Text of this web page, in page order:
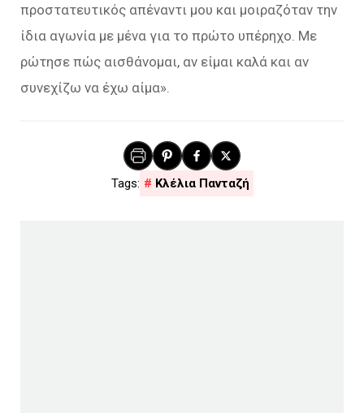
προστατευτικός απέναντι μου και μοιραζόταν την
ίδια αγωνία με μένα για το πρώτο υπέρηχο. Με
ρώτησε πώς αισθάνομαι, αν είμαι καλά και αν
συνεχίζω να έχω αίμα».
Κλέλια Πανταζή